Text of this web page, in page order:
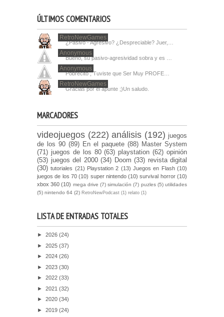
ÚLTIMOS COMENTARIOS
RetroNewGames
¿Pasivo - Agresivo? ¿Despreciable? Juer,…
Anonymous
Bueno, su pasivo-agresividad sobra y es …
Anonymous
Pobrecito , Tuviste que Ser Muy PROFE…
RetroNewGames
Gracias por el apunte ;)Un saludo.
MARCADORES
videojuegos (222) análisis (192) juegos
de los 90 (89) En el paquete (88) Master System
(71) juegos de los 80 (63) playstation (62) opinión
(53) juegos del 2000 (34) Doom (33) revista digital
(30) tutoriales (21) Playstation 2 (13) Juegos en Flash (10)
juegos de los 70 (10) super nintendo (10) survival horror (10)
xbox 360 (10) mega drive (7) simulación (7) puzles (5) utilidades
(5) nintendo 64 (2) RetroNewPodcast (1) relato (1)
LISTA DE ENTRADAS TOTALES
► 2026 (24)
► 2025 (37)
► 2024 (26)
► 2023 (30)
► 2022 (33)
► 2021 (32)
► 2020 (34)
► 2019 (24)